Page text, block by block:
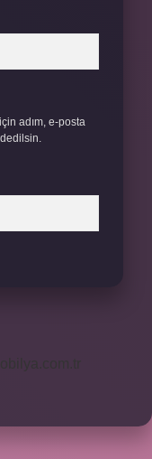
adım, e-posta